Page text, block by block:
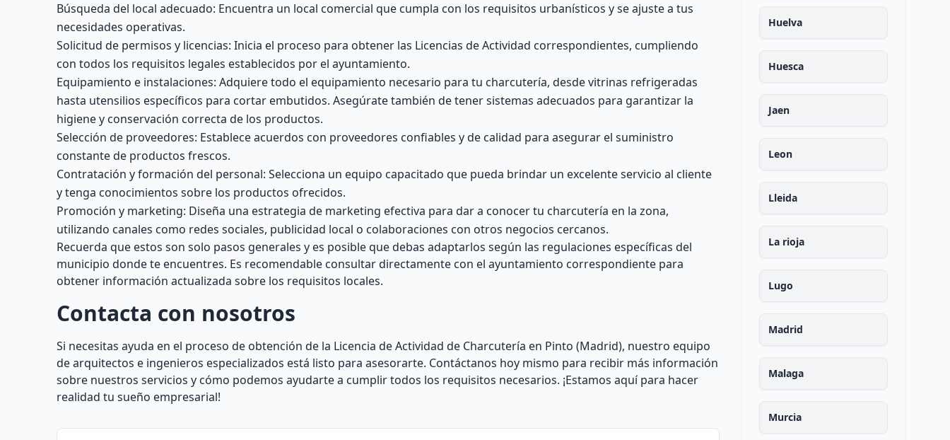
Búsqueda del local adecuado: Encuentra un local comercial que cumpla con los requisitos urbanísticos y se ajuste a tus
necesidades operativas.
Solicitud de permisos y licencias: Inicia el proceso para obtener las Licencias de Actividad correspondientes, cumpliendo
con todos los requisitos legales establecidos por el ayuntamiento.
Equipamiento e instalaciones: Adquiere todo el equipamiento necesario para tu charcutería, desde vitrinas refrigeradas
hasta utensilios específicos para cortar embutidos. Asegúrate también de tener sistemas adecuados para garantizar la
higiene y conservación correcta de los productos.
Selección de proveedores: Establece acuerdos con proveedores confiables y de calidad para asegurar el suministro
constante de productos frescos.
Contratación y formación del personal: Selecciona un equipo capacitado que pueda brindar un excelente servicio al cliente
y tenga conocimientos sobre los productos ofrecidos.
Promoción y marketing: Diseña una estrategia de marketing efectiva para dar a conocer tu charcutería en la zona,
utilizando canales como redes sociales, publicidad local o colaboraciones con otros negocios cercanos.
Recuerda que estos son solo pasos generales y es posible que debas adaptarlos según las regulaciones específicas del
municipio donde te encuentres. Es recomendable consultar directamente con el ayuntamiento correspondiente para
obtener información actualizada sobre los requisitos locales.
Contacta con nosotros
Si necesitas ayuda en el proceso de obtención de la Licencia de Actividad de Charcutería en Pinto (Madrid), nuestro equipo
de arquitectos e ingenieros especializados está listo para asesorarte. Contáctanos hoy mismo para recibir más información
sobre nuestros servicios y cómo podemos ayudarte a cumplir todos los requisitos necesarios. ¡Estamos aquí para hacer
realidad tu sueño empresarial!
Huelva
Huesca
Jaen
Leon
Lleida
La rioja
Lugo
Madrid
Malaga
Murcia